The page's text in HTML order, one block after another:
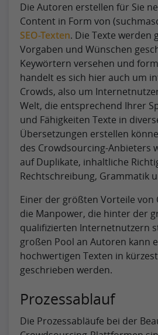
Die Autoren erstellen für Sie
Content in Form von
SEO-Texten. Die Texte werden
Vorgaben und Wünschen
Keywörtern versehen und
handelt es sich hier auch um
Crowds, also um
Welt, die entsprechend Ihrer
und Fähigkeiten Texte in
Übersetzungen erstellen
des Crowdsourcing-Anbieters
auf Duplikate, inhaltliche
Rechtschreibung, Grammatik
Einer der größten Vorteile von
die Manpower, die hinter der
qualifizierten Internetnutzern
großen Pool an Autoren kann
hochwertigen Texten in
geschrieben werden.
Prozessablauf
Die Prozessabläufe bei der